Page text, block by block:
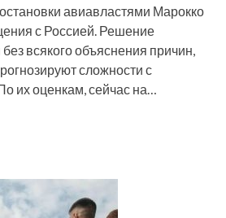
авиавластями Марокко
с Россией. Решение
всякого объяснения причин,
сложности с
их оценкам, сейчас на…